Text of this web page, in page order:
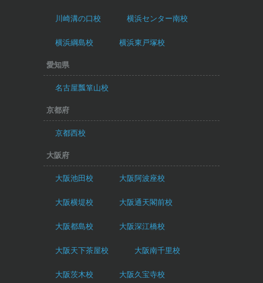
川崎溝の口校 横浜センター南校
横浜綱島校 横浜東戸塚校
愛知県
名古屋瓢箪山校
京都府
京都西校
大阪府
大阪池田校 大阪阿波座校
大阪横堤校 大阪通天閣前校
大阪都島校 大阪深江橋校
大阪天下茶屋校 大阪南千里校
大阪茨木校 大阪久宝寺校